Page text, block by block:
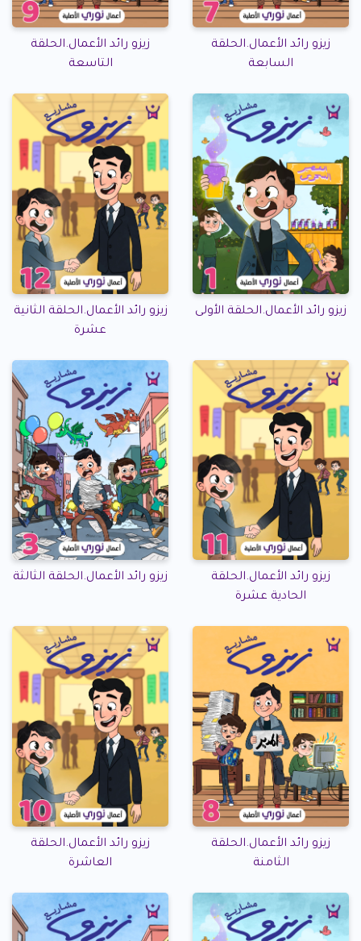
زيزو رائد الأعمال.الحلقة
السابعة
زيزو رائد الأعمال.الحلقة
التاسعة
زيزو رائد الأعمال.الحلقة الأولى
زيزو رائد الأعمال.الحلقة الثانية
عشرة
زيزو رائد الأعمال.الحلقة
الحادية عشرة
زيزو رائد الأعمال.الحلقة الثالثة
زيزو رائد الأعمال.الحلقة
الثامنة
زيزو رائد الأعمال.الحلقة
العاشرة